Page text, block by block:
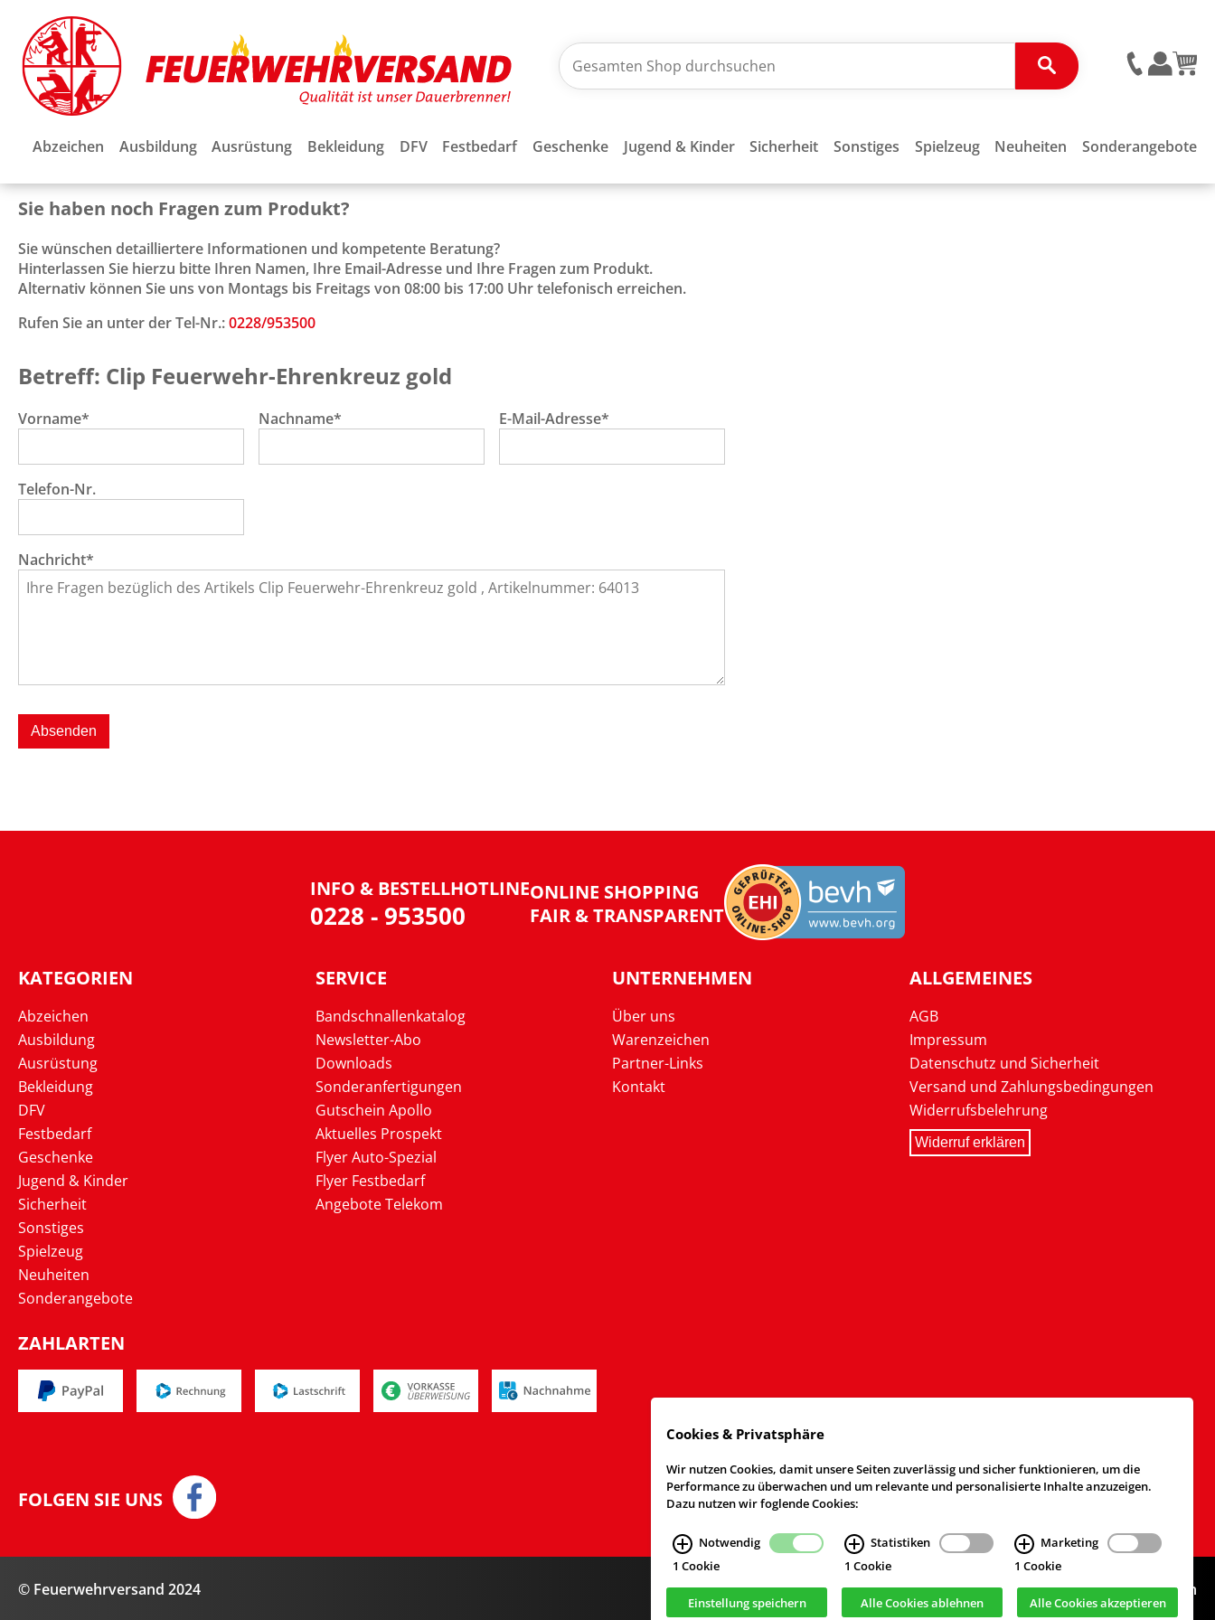
Abzeichen Ausbildung Ausrüstung Bekleidung DFV Festbedarf Geschenke Jugend & Kinder Sicherheit Sonstiges Spielzeug Neuheiten Sonderangebote
Sie haben noch Fragen zum Produkt?
Sie wünschen detailliertere Informationen und kompetente Beratung?
Hinterlassen Sie hierzu bitte Ihren Namen, Ihre Email-Adresse und Ihre Fragen zum Produkt.
Alternativ können Sie uns von Montags bis Freitags von 08:00 bis 17:00 Uhr telefonisch erreichen.
Rufen Sie an unter der Tel-Nr.:0228/953500
Betreff: Clip Feuerwehr-Ehrenkreuz gold
Vorname* Nachname* E-Mail-Adresse*
Telefon-Nr.
Nachricht*
Absenden
INFO & BESTELLHOTLINE
0228 - 953500
ONLINE SHOPPING
FAIR & TRANSPARENT
KATEGORIEN
Abzeichen
Ausbildung
Ausrüstung
Bekleidung
DFV
Festbedarf
Geschenke
Jugend & Kinder
Sicherheit
Sonstiges
Spielzeug
Neuheiten
Sonderangebote
SERVICE
Bandschnallenkatalog
Newsletter-Abo
Downloads
Sonderanfertigungen
Gutschein Apollo
Aktuelles Prospekt
Flyer Auto-Spezial
Flyer Festbedarf
Angebote Telekom
UNTERNEHMEN
Über uns
Warenzeichen
Partner-Links
Kontakt
ALLGEMEINES
AGB
Impressum
Datenschutz und Sicherheit
Versand und Zahlungsbedingungen
Widerrufsbelehrung
Widerruf erklären
ZAHLARTEN
FOLGEN SIE UNS
© Feuerwehrversand 2024 Webdesign & Realisierungcekom GmbH, Köln
Cookies & Privatsphäre
Wir nutzen Cookies, damit unsere Seiten zuverlässig und sicher funktionieren, um die
Performance zu überwachen und um relevante und personalisierte Inhalte anzuzeigen.
Dazu nutzen wir foglende Cookies:
Notwendig
1 Cookie
Statistiken
1 Cookie
Marketing
1 Cookie
Einstellung speichern Alle Cookies ablehnen Alle Cookies akzeptieren